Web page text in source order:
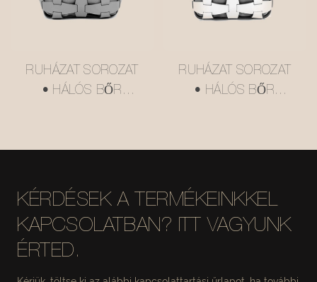
RUHÁZAT SOROZAT
• HÁLÓS BŐR
RUHÁZAT SOROZAT
• HÁLÓS BŐR
KÉRDÉSEK A TERMÉKEINKKEL
KAPCSOLATBAN? ITT VAGYUNK
ÉRTED.